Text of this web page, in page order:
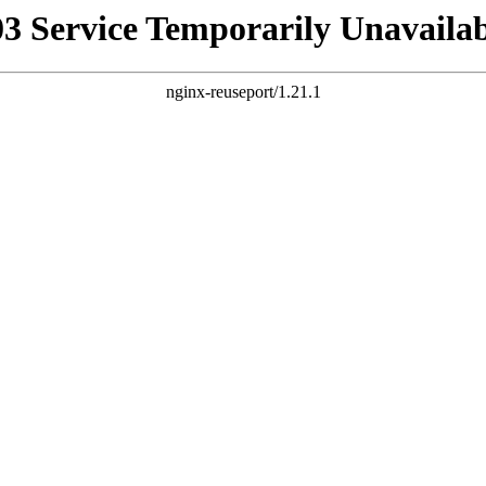
Service Temporarily
nginx-reuseport/1.21.1